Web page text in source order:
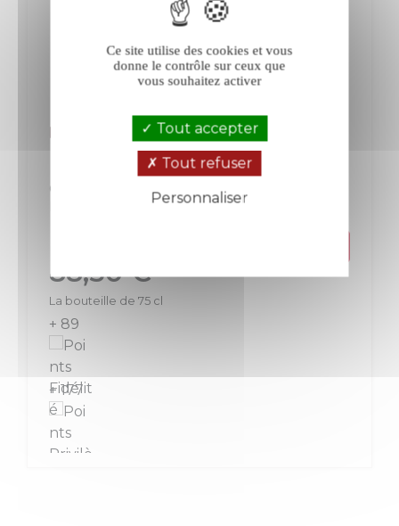
Ruinart Brut blanc 2016
Champagne
Champagne
88,50 €
La bouteille de 75 cl
+ 89
+ 177
Ce site utilise des cookies et vous
donne le contrôle sur ceux que
vous souhaitez activer
Tout accepter
Tout refuser
Personnaliser